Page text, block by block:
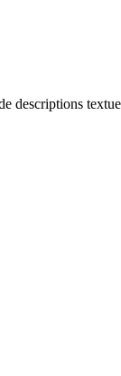
descriptions